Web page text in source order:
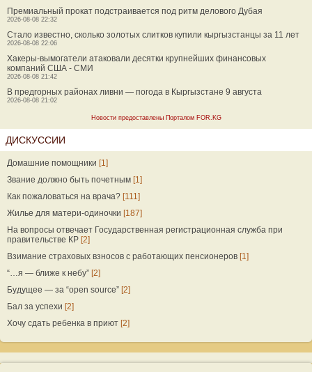
Премиальный прокат подстраивается под ритм делового Дубая
2026-08-08 22:32
Стало известно, сколько золотых слитков купили кыргызстанцы за 11 лет
2026-08-08 22:06
Хакеры-вымогатели атаковали десятки крупнейших финансовых
компаний США - СМИ
2026-08-08 21:42
В предгорных районах ливни — погода в Кыргызстане 9 августа
2026-08-08 21:02
Новости предоставлены Порталом FOR.KG
ДИСКУССИИ
Домашние помощники [1]
Звание должно быть почетным [1]
Как пожаловаться на врача? [111]
Жилье для матери-одиночки [187]
На вопросы отвечает Государственная регистрационная служба при
правительстве КР [2]
Взимание страховых взносов с работающих пенсионеров [1]
“…я — ближе к небу” [2]
Будущее — за “open source” [2]
Бал за успехи [2]
Хочу сдать ребенка в приют [2]